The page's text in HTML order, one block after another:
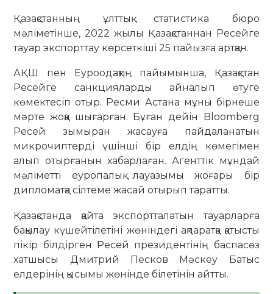
Қазақстанның ұлттық статистика бюро
мәліметінше, 2022 жылы Қазақстаннан Ресейге
тауар экспорттау көрсеткіші 25 пайызға артқан.
АҚШ пен Еуроодақтің пайымынша, Қазақстан
Ресейге санкцияларды айналып өтуге
көмектесіп отыр. Ресми Астана мұны бірнеше
мәрте жоққа шығарған. Бұған дейін Bloomberg
Ресей зымыран жасауға пайдаланатын
микрочиптерді үшінші бір елдің көмегімен
алып отырғанын хабарлаған. Агенттік мұндай
мәліметті еуропалық лауазымы жоғары бір
дипломатқа сілтеме жасай отырып таратты.
Қазақстанда қайта экспортталатын тауарларға
бақылау күшейтілетіні жөніндегі ақпаратқа қатысты
пікір білдірген Ресей президентінің баспасөз
хатшысы Дмитрий Песков Мәскеу Батыс
елдерінің қысымы жөнінде білетінін айтты.